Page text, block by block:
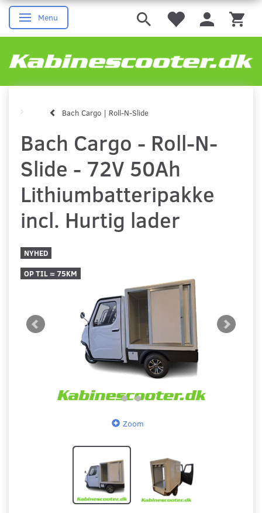
Skifte navigation
Menu
Bach Cargo | Roll-N-Slide
Bach Cargo - Roll-N-
Slide - 72V 50Ah
Lithiumbatteripakke
incl. Hurtig lader
NYHED
OP TIL ≈ 75KM
Zoom